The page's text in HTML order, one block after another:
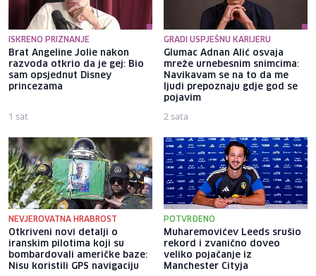
ISKRENO PRIZNANJE
Brat Angeline Jolie nakon
razvoda otkrio da je gej: Bio
sam opsjednut Disney
princezama
1 sat
GRADI USPJEŠNU KARIJERU
Glumac Adnan Alić osvaja
mreže urnebesnim snimcima:
Navikavam se na to da me
ljudi prepoznaju gdje god se
pojavim
2 sata
NEVJEROVATNA HRABROST
Otkriveni novi detalji o
iranskim pilotima koji su
bombardovali američke baze:
Nisu koristili GPS navigaciju
POTVRĐENO
Muharemovićev Leeds srušio
rekord i zvanično doveo
veliko pojačanje iz
Manchester Cityja